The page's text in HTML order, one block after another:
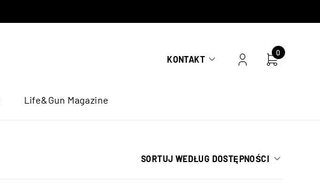
KONTAKT
0
Life&Gun Magazine
SORTUJ WEDŁUG DOSTĘPNOŚCI